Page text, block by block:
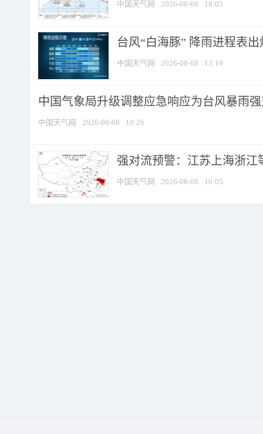
中国天气网 2026-08-08 18:05
台风“白海豚” 降雨进程表
中国天气网 2026-08-08 13:19
中国气象局升级调整应急响应为台风暴雨
中国天气网 2026-08-08 10:26
强对流预警：江苏上海浙江
中国天气网 2026-08-08 10:05